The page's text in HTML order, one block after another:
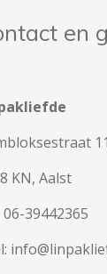
en
11
KN, Aalst
06-39442365